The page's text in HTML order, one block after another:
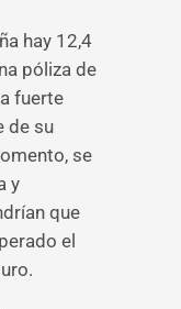
hay 12,4
póliza de
fuerte
de su
se
y
que
el